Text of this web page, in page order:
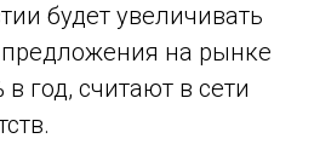
будет увеличивать
на рынке
год, считают в сети